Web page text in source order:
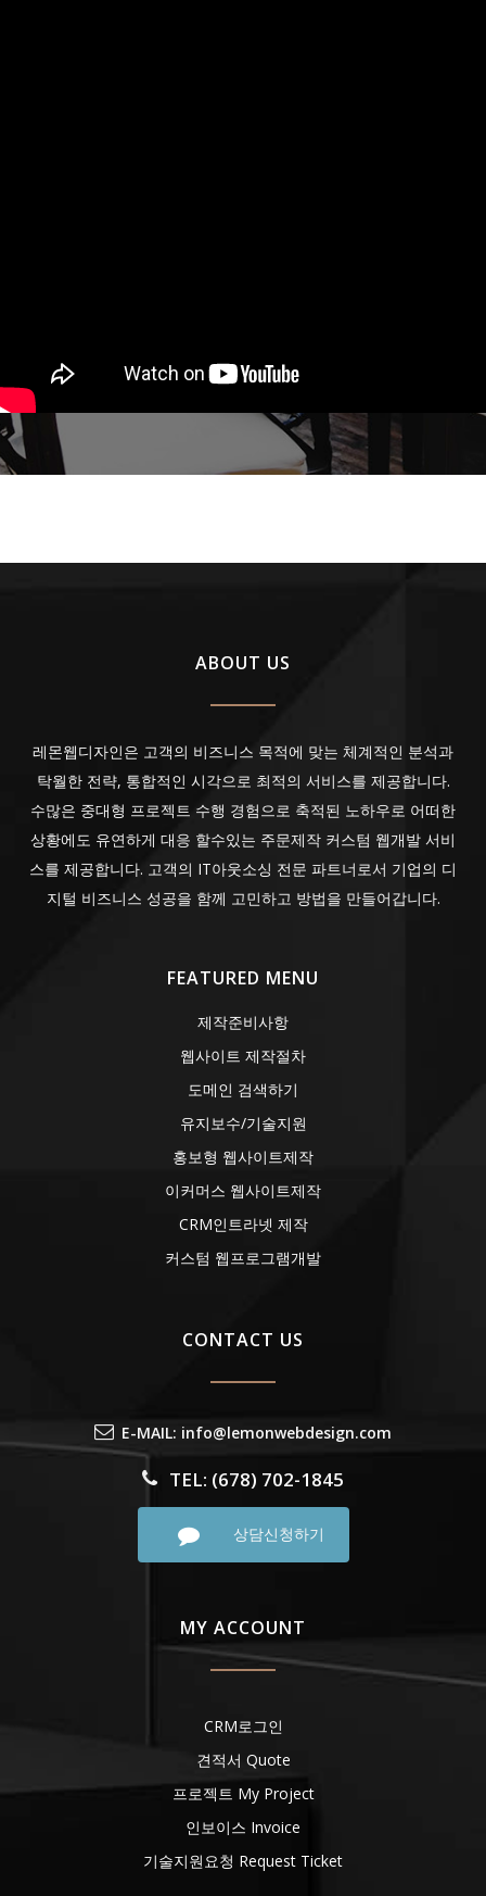
ABOUT US
레몬웹디자인은 고객의 비즈니스 목적에 맞는 체계적인 분석과
탁월한 전략, 통합적인 시각으로 최적의 서비스를 제공합니다.
수많은 중대형 프로젝트 수행 경험으로 축적된 노하우로 어떠한
상황에도 유연하게 대응 할수있는 주문제작 커스텀 웹개발 서비
스를 제공합니다. 고객의 IT아웃소싱 전문 파트너로서 기업의 디
지털 비즈니스 성공을 함께 고민하고 방법을 만들어갑니다.
FEATURED MENU
제작준비사항
웹사이트 제작절차
도메인 검색하기
유지보수/기술지원
홍보형 웹사이트제작
이커머스 웹사이트제작
CRM인트라넷 제작
커스텀 웹프로그램개발
CONTACT US
E-MAIL: info@lemonwebdesign.com
TEL: (678) 702-1845
상담신청하기
MY ACCOUNT
CRM로그인
견적서 Quote
프로젝트 My Project
인보이스 Invoice
기술지원요청 Request Ticket